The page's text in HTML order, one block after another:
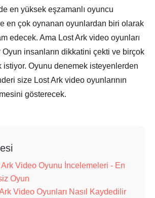
en yüksek eşzamanlı oyuncu
en çok oynanan oyunlardan biri olarak
edecek. Ama Lost Ark video oyunları
insanların dikkatini çekti ve birçok
istiyor. Oyunu denemek isteyenlerden
size Lost Ark video oyunlarının
gösterecek.
Video Oyunu İncelemeleri - En
Oyun
Video Oyunları Nasıl Kaydedilir